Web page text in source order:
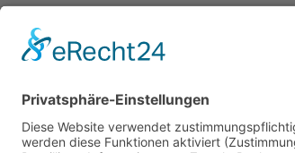
2022 © Fahrschule Schmidt